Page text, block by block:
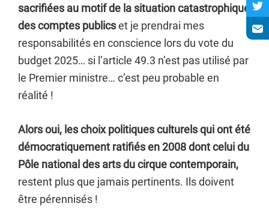
sacrifiées au motif de la situation catastrophique
des comptes publicset je prendrai mes
responsabilités en conscience lors du vote du
budget 2025… si l’article 49.3 n’est pas utilisé par
le Premier ministre… c’est peu probable en
réalité !
Alors oui, les choix politiques culturels qui ont été
démocratiquement ratifiés en 2008 dont celui du
Pôle national des arts du cirque contemporain,
restent plus que jamais pertinents. Ils doivent
être pérennisés !